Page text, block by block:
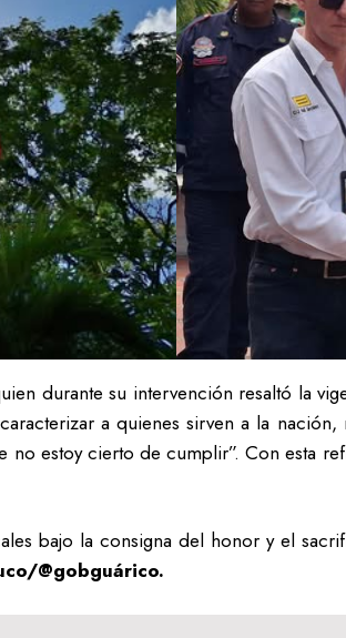
durante su intervención resaltó la
a quienes sirven a la
estoy cierto de cumplir”. Con esta
bajo la consigna del honor y el
@gobguárico.